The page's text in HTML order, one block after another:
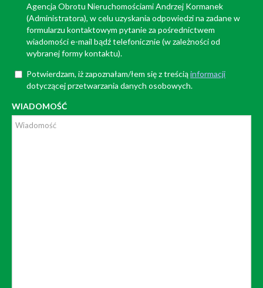
Agencja Obrotu Nieruchomościami Andrzej Kormanek
(Administratora), w celu uzyskania odpowiedzi na zadane w
formularzu kontaktowym pytanie za pośrednictwem
wiadomości e-mail bądź telefonicznie (w zależności od
wybranej formy kontaktu).
Potwierdzam, iż zapoznałam/łem się z treściąinformacji
dotyczącej przetwarzania danych osobowych.
WIADOMOŚĆ